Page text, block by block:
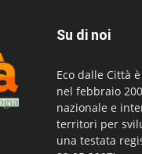
Su di noi
Eco dalle Città
nel febbraio
nazionale e
territori per
una testata